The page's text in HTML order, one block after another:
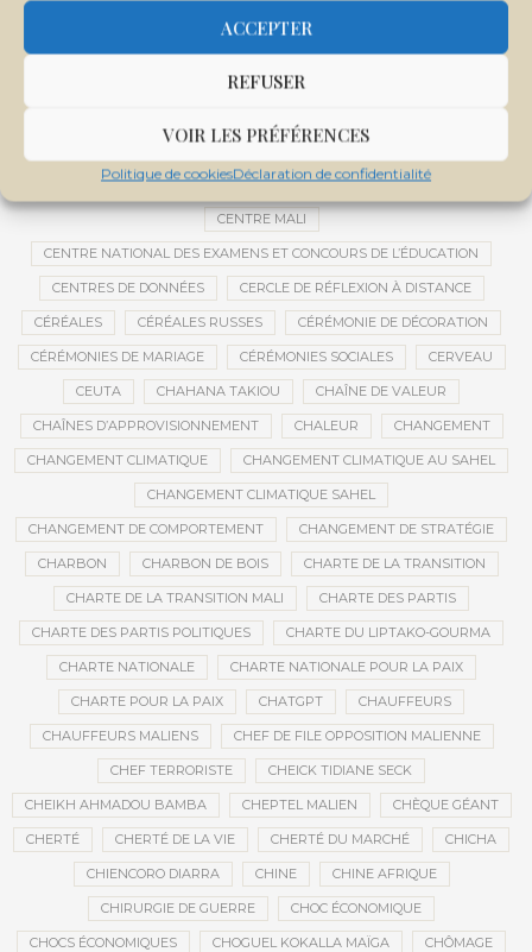
ACCEPTER
REFUSER
VOIR LES PRÉFÉRENCES
Politique de cookiesDéclaration de confidentialité
CENTRALE SOLAIRE DE SANANKOROBA
CENTRE INTERNATIONAL DE CONFÉRENCES DE BAMAKO
CENTRE MALI
CENTRE NATIONAL DES EXAMENS ET CONCOURS DE L’ÉDUCATION
CENTRES DE DONNÉES CERCLE DE RÉFLEXION À DISTANCE
CÉRÉALES CÉRÉALES RUSSES CÉRÉMONIE DE DÉCORATION
CÉRÉMONIES DE MARIAGE CÉRÉMONIES SOCIALES CERVEAU
CEUTA CHAHANA TAKIOU CHAÎNE DE VALEUR
CHAÎNES D’APPROVISIONNEMENT CHALEUR CHANGEMENT
CHANGEMENT CLIMATIQUE CHANGEMENT CLIMATIQUE AU SAHEL
CHANGEMENT CLIMATIQUE SAHEL
CHANGEMENT DE COMPORTEMENT CHANGEMENT DE STRATÉGIE
CHARBON CHARBON DE BOIS CHARTE DE LA TRANSITION
CHARTE DE LA TRANSITION MALI CHARTE DES PARTIS
CHARTE DES PARTIS POLITIQUES CHARTE DU LIPTAKO-GOURMA
CHARTE NATIONALE CHARTE NATIONALE POUR LA PAIX
CHARTE POUR LA PAIX CHATGPT CHAUFFEURS
CHAUFFEURS MALIENS CHEF DE FILE OPPOSITION MALIENNE
CHEF TERRORISTE CHEICK TIDIANE SECK
CHEIKH AHMADOU BAMBA CHEPTEL MALIEN CHÈQUE GÉANT
CHERTÉ CHERTÉ DE LA VIE CHERTÉ DU MARCHÉ CHICHA
CHIENCORO DIARRA CHINE CHINE AFRIQUE
CHIRURGIE DE GUERRE CHOC ÉCONOMIQUE
CHOCS ÉCONOMIQUES CHOGUEL KOKALLA MAÏGA CHÔMAGE